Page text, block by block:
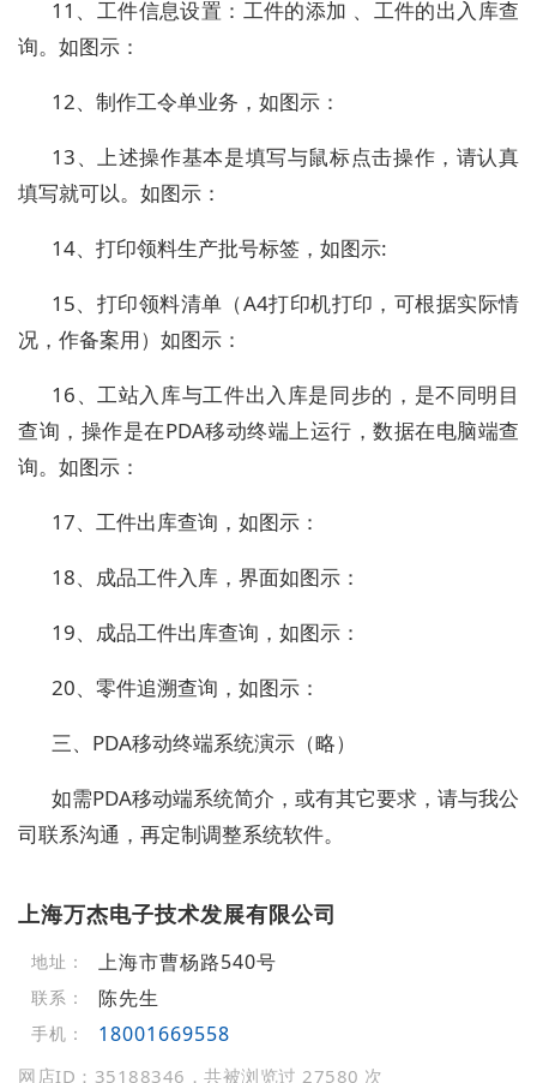
11、工件信息设置：工件的添加 、工件的出入库查
询。如图示：
12、制作工令单业务，如图示：
13、上述操作基本是填写与鼠标点击操作，请认真
填写就可以。如图示：
14、打印领料生产批号标签，如图示:
15、打印领料清单（A4打印机打印，可根据实际情
况，作备案用）如图示：
16、工站入库与工件出入库是同步的，是不同明目
查询，操作是在PDA移动终端上运行，数据在电脑端查
询。如图示：
17、工件出库查询，如图示：
18、成品工件入库，界面如图示：
19、成品工件出库查询，如图示：
20、零件追溯查询，如图示：
三、PDA移动终端系统演示（略）
如需PDA移动端系统简介，或有其它要求，请与我公
司联系沟通，再定制调整系统软件。
上海万杰电子技术发展有限公司
地址： 上海市曹杨路540号
联系： 陈先生
手机： 18001669558
网店ID：35188346，共被浏览过 27580 次